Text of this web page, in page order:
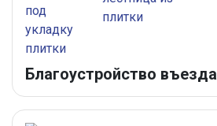
Благоустройство въезда